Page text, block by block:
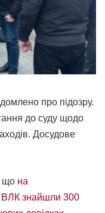
про підозру.
до суду щодо
Досудове
що на
ВЛК знайшли 300